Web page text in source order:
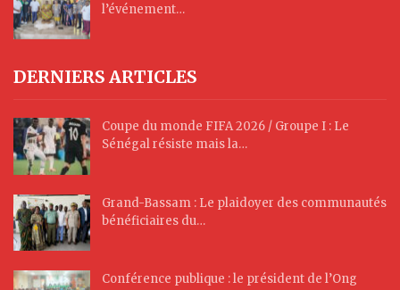
l’événement…
DERNIERS ARTICLES
Coupe du monde FIFA 2026 / Groupe I : Le
Sénégal résiste mais la…
Grand-Bassam : Le plaidoyer des communautés
bénéficiaires du…
Conférence publique : le président de l’Ong